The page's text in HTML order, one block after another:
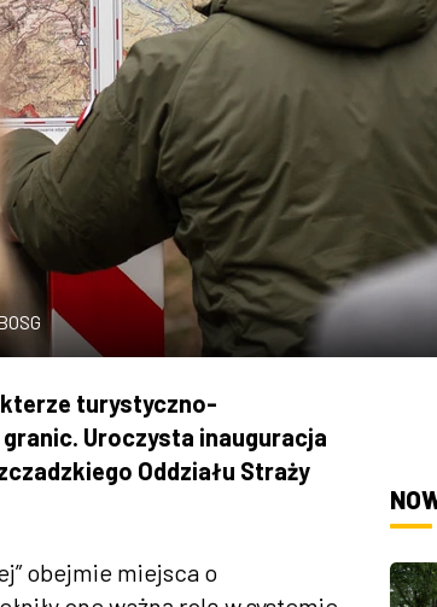
turystyczno-
Uroczysta inauguracja
Oddziału Straży
obejmie miejsca o